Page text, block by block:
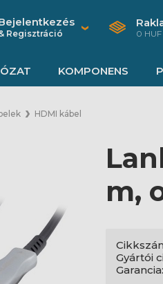
Regisztráció 0 HUF
KOMPONENS
HDMI kábel
m,
Gyártói
Garancia: